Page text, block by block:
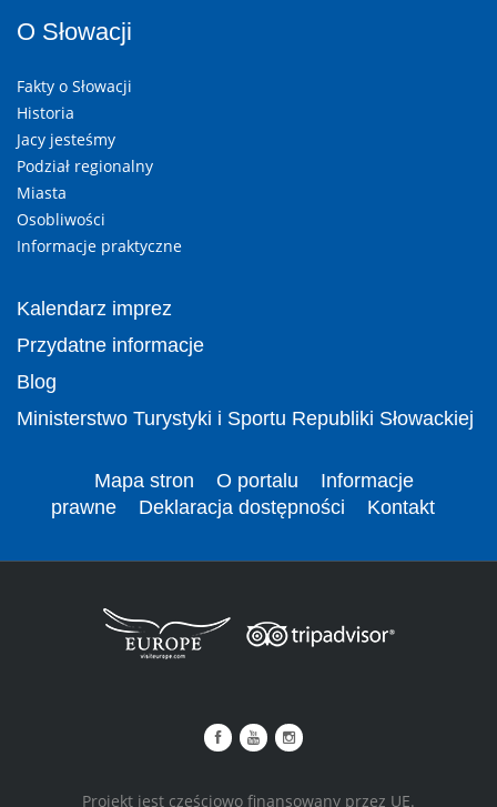
O Słowacji
Fakty o Słowacji
Historia
Jacy jesteśmy
Podział regionalny
Miasta
Osobliwości
Informacje praktyczne
Kalendarz imprez
Przydatne informacje
Blog
Ministerstwo Turystyki i Sportu Republiki Słowackiej
Mapa stron O portalu
Informacje
prawne
Deklaracja dostępności Kontakt
Projekt jest częściowo finansowany przez UE.